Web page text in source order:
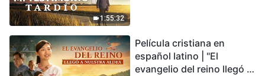
1:55:32
conmovedor
Película cristiana en
español latino | "El
evangelio del reino llegó a